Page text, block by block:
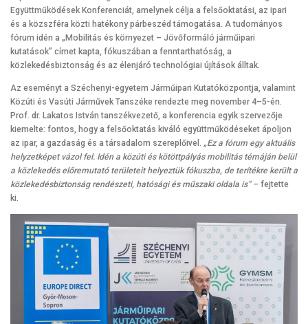
Együttműködések Konferenciát, amelynek célja a felsőoktatási, az ipari
és a közszféra közti hatékony párbeszéd támogatása. A tudományos
fórum idén a „Mobilitás és környezet – Jövőformáló járműipari
kutatások” címet kapta, fókuszában a fenntarthatóság, a
közlekedésbiztonság és az élenjáró technológiai újítások álltak.
Az eseményt a Széchenyi-egyetem Járműipari Kutatóközpontja, valamint
Közúti és Vasúti Járművek Tanszéke rendezte meg november 4–5-én.
Prof. dr. Lakatos István tanszékvezető, a konferencia egyik szervezője
kiemelte: fontos, hogy a felsőoktatás kiváló együttműködéseket ápoljon
az ipar, a gazdaság és a társadalom szereplőivel. „Ez a fórum egy aktuális
helyzetképet vázol fel. Idén a közúti és kötöttpályás mobilitás témáján belül
a közlekedés előremutató területeit helyeztük fókuszba, de terítékre került a
közlekedésbiztonság rendészeti, hatósági és műszaki oldala is”– fejtette
ki.